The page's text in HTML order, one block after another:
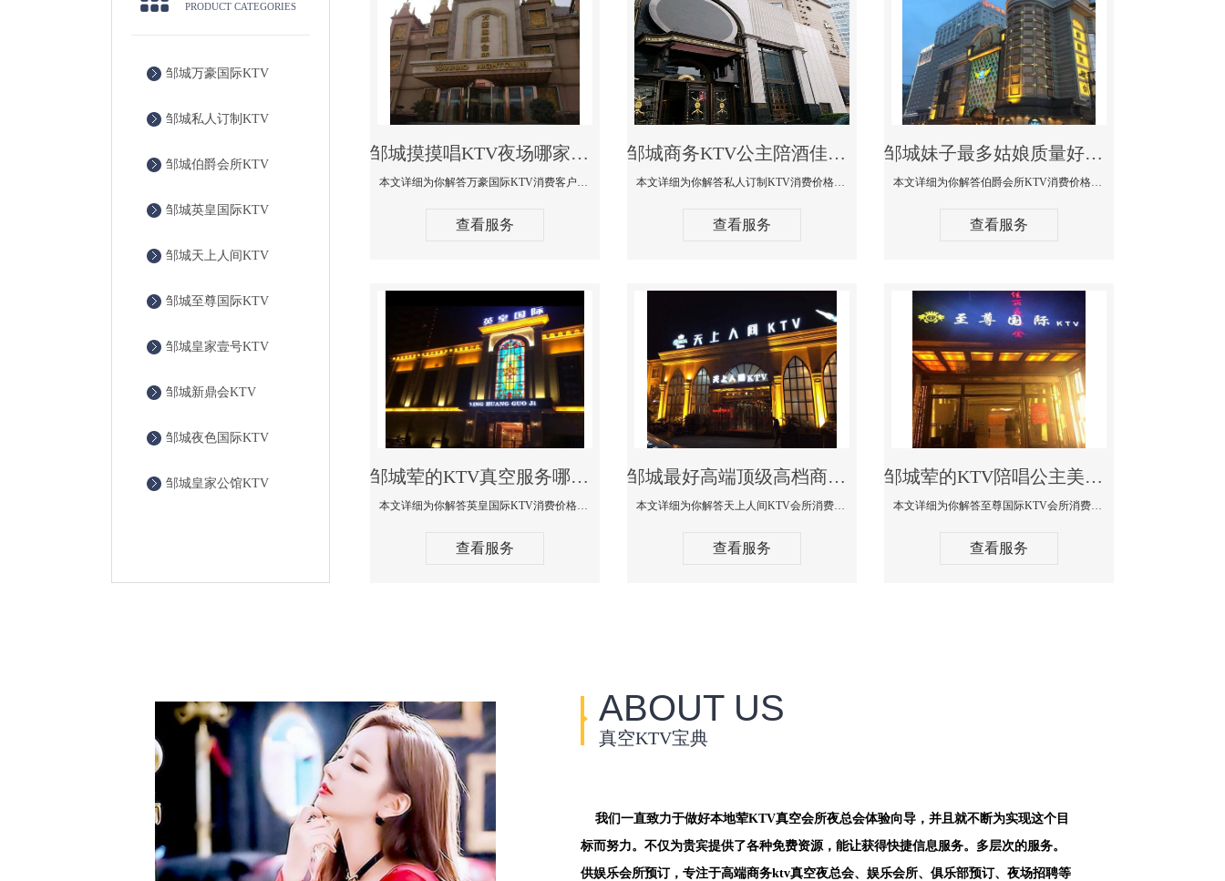
PRODUCT CATEGORIES
邹城万豪国际KTV
邹城私人订制KTV
邹城伯爵会所KTV
邹城英皇国际KTV
邹城天上人间KTV
邹城至尊国际KTV
邹城皇家壹号KTV
邹城新鼎会KTV
邹城夜色国际KTV
邹城皇家公馆KTV
邹城摸摸唱KTV夜场哪家好玩开放-万豪国际KTV消费客户点评
本文详细为你解答万豪国际KTV消费客户点评，更多关于摸摸唱KTV夜场哪家好玩开放咨询156-5656-9542微信同步！
查看服务
邹城商务KTV公主陪酒佳丽漂亮哪家多-私人订制KTV消费价格口碑点评
本文详细为你解答私人订制KTV消费价格口碑点评，更多关于商务KTV公主陪酒佳丽漂亮哪家多免费咨询156-5656-9542微信同步！
查看服务
邹城妹子最多姑娘质量好的真空夜总会KTV-伯爵会所KTV消费点评
本文详细为你解答伯爵会所KTV消费价格点评，更多关于妹子最多姑娘质量好的真空夜总会KTV免费咨询156-5656-9542微信同步！
查看服务
邹城荤的KTV真空服务哪家好-英皇国际KTV消费价格口碑点评
本文详细为你解答英皇国际KTV消费价格点评，更多关于荤的KTV真空服务哪家好免费咨询156-5656-9542微信同步！
查看服务
邹城最好高端顶级高档商务KTV夜总会-天上人间KTV消费点评
本文详细为你解答天上人间KTV会所消费价格点评，更多关于最好高端顶级高档商务KTV夜总会免费咨询156-5656-9542微信同步！
查看服务
邹城荤的KTV陪唱公主美女哪家最多-至尊国际KTV会所消费价格
本文详细为你解答至尊国际KTV会所消费价格点评，更多关于荤的KTV陪唱公主美女哪家最多免费咨询156-5656-9542微信同步！
查看服务
ABOUT US
真空KTV宝典
我们一直致力于做好本地荤KTV真空会所夜总会体验向导，并且就不断为实现这个目
标而努力。不仅为贵宾提供了各种免费资源，能让获得快捷信息服务。多层次的服务。
供娱乐会所预订，专注于高端商务ktv真空夜总会、娱乐会所、俱乐部预订、夜场招聘等